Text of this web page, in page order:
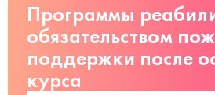
Программы
обязательством
поддержки после
курса